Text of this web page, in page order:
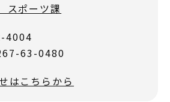
ポーツ課
4004
63-0480
はこちらから